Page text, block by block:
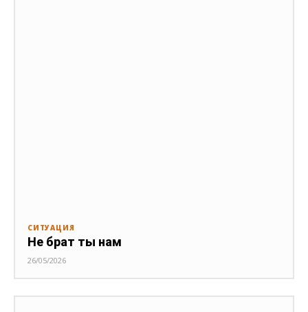
СИТУАЦИЯ
Не брат ты нам
26/05/2026